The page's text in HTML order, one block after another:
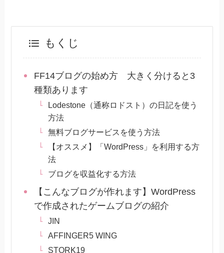
もくじ
FF14ブログの始め方 大きく分けると3
種類あります
Lodestone（通称ロドスト）の日記を使う
方法
無料ブログサービスを使う方法
【オススメ】「WordPress」を利用する方
法
ブログを収益化する方法
【こんなブログが作れます】WordPress
で作成されたゲームブログの紹介
JIN
AFFINGER5 WING
STORK19